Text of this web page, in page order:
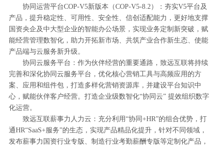
协同运营平台COP-V5新版本（COP-V5-8.2）：夯实V5平台及
产品，提升稳定性、可用性、安全性、信创适配能力，更好地支撑
国资央企及中大型企业的智能办公场景，实现业务定制新突破，赋
能经营管理数智化，助力开拓新市场、共筑产业合作新生态、使能
产品端与云服务新升级。
协同云服务平台：作为伙伴经营的重要通路，致远互联将持续
完善和深化协同云服务平台，优化核心营销工具与高频应用的方
案、应用和组件包，打造多样化营销资源库，并建设平台知识中
心，赋能伙伴客户经营。打造企业级数智化“协同云” 提效组织数字
化运营。
致远互联薪事力人力云：充分利用“协同+HR”的组合优势，打
通HR“SaaS+服务”的生态，实现产品精品化提升，针对不同领域，
发布薪事力国资行业专版、制造行业考勤薪酬专版等定制化产品，